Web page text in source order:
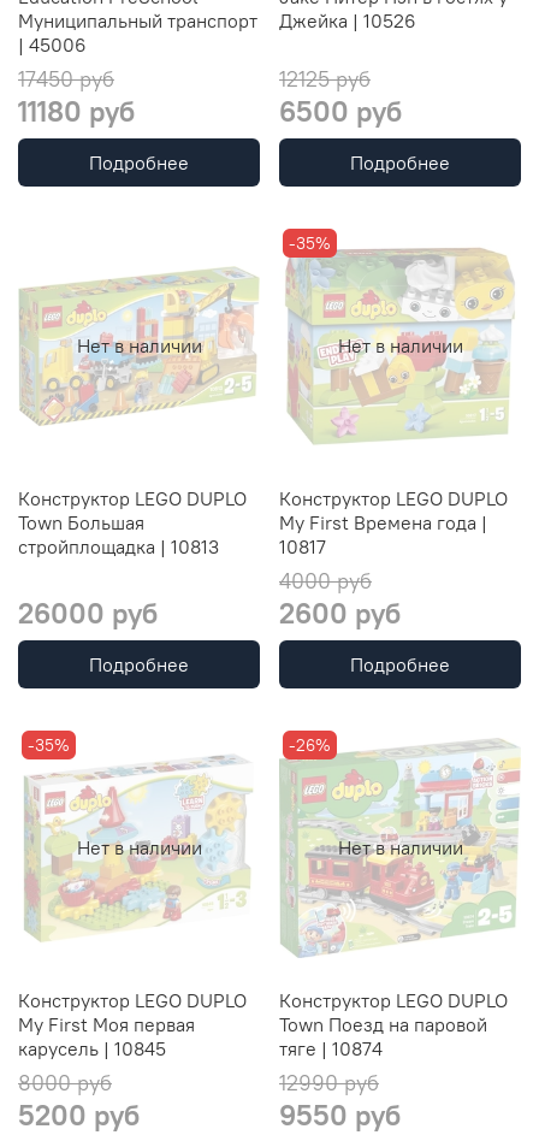
Муниципальный транспорт
| 45006
17450 руб
11180 руб
Подробнее
Джейка | 10526
12125 руб
6500 руб
Подробнее
Нет в наличии
Конструктор LEGO DUPLO
Town Большая
стройплощадка | 10813
26000 руб
Подробнее
Нет в наличии
-35%
Конструктор LEGO DUPLO
My First Времена года |
10817
4000 руб
2600 руб
Подробнее
Нет в наличии
-35%
Конструктор LEGO DUPLO
My First Моя первая
карусель | 10845
8000 руб
5200 руб
Нет в наличии
-26%
Конструктор LEGO DUPLO
Town Поезд на паровой
тяге | 10874
12990 руб
9550 руб